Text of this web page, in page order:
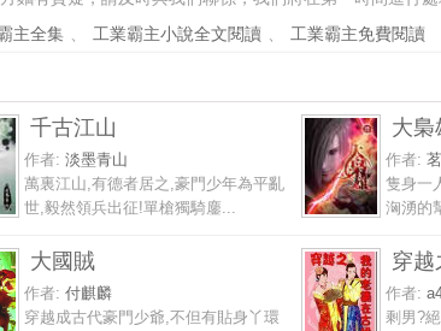
主全集 、 工業霸主小說全文閱讀 、 工業霸主免費閱讀
千古江山
作者: 淡墨青山
萬裏江山,有德者居之,豪門少年為平亂
世,毅然領兵出征!單槍獨騎鏖...
大梟
作者:
隻身一
洶湧的
大國賊
作者: 付麒麟
穿越成古代豪門少爺,不但有貼身丫環
穿越
作者:
剩男?